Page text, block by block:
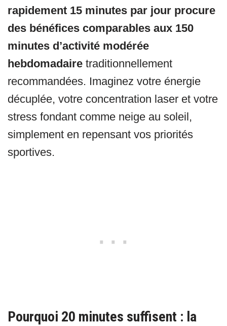
rapidement 15 minutes par jour procure
des bénéfices comparables aux 150
minutes d’activité modérée
hebdomadaire traditionnellement
recommandées. Imaginez votre énergie
décuplée, votre concentration laser et votre
stress fondant comme neige au soleil,
simplement en repensant vos priorités
sportives.
Pourquoi 20 minutes suffisent : la